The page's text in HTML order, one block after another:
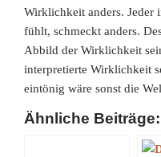
Wirklichkeit anders. Jeder
fühlt, schmeckt anders.
Abbild der Wirklichkeit
interpretierte Wirklichkeit
eintönig wäre sonst die
Ähnliche Beiträge: